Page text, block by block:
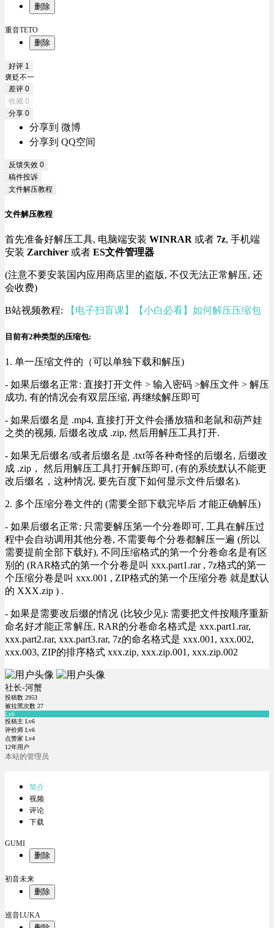
删除
重音TETO
删除
好评 1
褒贬不一
差评 0
收藏 0
分享 0
分享到 微博
分享到 QQ空间
反馈失效 0
稿件投诉
文件解压教程
文件解压教程
首先准备好解压工具, 电脑端安装 WINRAR 或者 7z, 手机端
安装 Zarchiver 或者 ES文件管理器
(注意不要安装国内应用商店里的盗版, 不仅无法正常解压, 还
会收费)
B站视频教程: 【电子扫盲课】【小白必看】如何解压压缩包
目前有2种类型的压缩包:
1. 单一压缩文件的（可以单独下载和解压)
- 如果后缀名正常: 直接打开文件 > 输入密码 >解压文件 > 解压
成功, 有的情况会有双层压缩, 再继续解压即可
- 如果后缀名是 .mp4, 直接打开文件会播放猫和老鼠和葫芦娃
之类的视频, 后缀名改成 .zip, 然后用解压工具打开.
- 如果无后缀名/或者后缀名是 .txt等各种奇怪的后缀名, 后缀改
成 .zip， 然后用解压工具打开解压即可, (有的系统默认不能更
改后缀名，这种情况, 要先百度下如何显示文件后缀名).
2. 多个压缩分卷文件的 (需要全部下载完毕后 才能正确解压)
- 如果后缀名正常: 只需要解压第一个分卷即可, 工具在解压过
程中会自动调用其他分卷, 不需要每个分卷都解压一遍 (所以
需要提前全部下载好), 不同压缩格式的第一个分卷命名是有区
别的 (RAR格式的第一个分卷是叫 xxx.part1.rar , 7z格式的第一
个压缩分卷是叫 xxx.001 , ZIP格式的第一个压缩分卷 就是默认
的 XXX.zip ) .
- 如果是需要改后缀的情况 (比较少见): 需要把文件按顺序重新
命名好才能正常解压, RAR的分卷命名格式是 xxx.part1.rar,
xxx.part2.rar, xxx.part3.rar, 7z的命名格式是 xxx.001, xxx.002,
xxx.003, ZIP的排序格式 xxx.zip, xxx.zip.001, xxx.zip.002
社长-河蟹
投稿数 2953
被拉黑次数 27
Lv6
投稿主 Lv6
评价师 Lv6
点赞家 Lv4
12年用户
本站的管理员
简介
视频
评论
下载
GUMI
删除
初音未来
删除
巡音LUKA